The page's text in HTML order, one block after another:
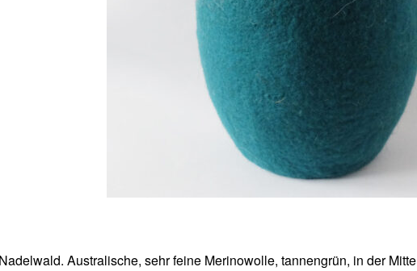
Australische, sehr feine Merinowolle, tannengrün, in der Mitte